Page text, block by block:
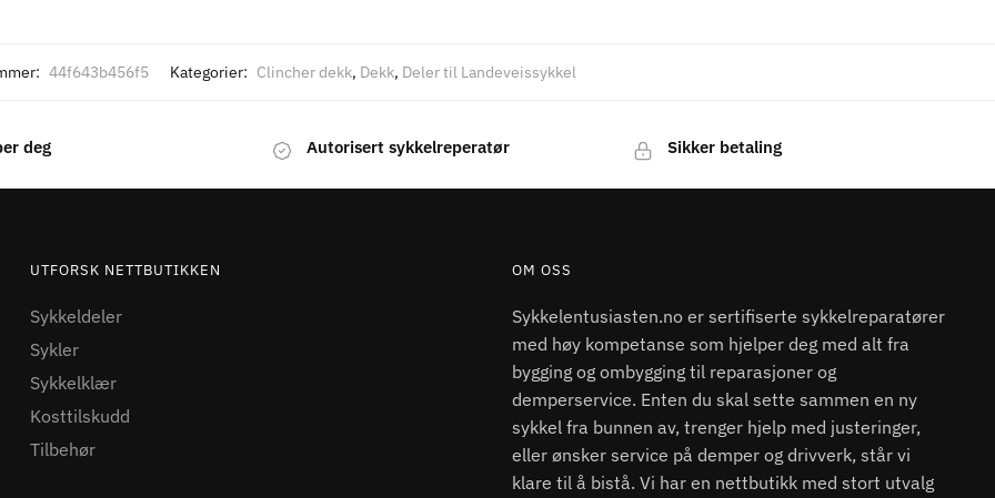
44f643b456f5 Kategorier: Clincher dekk, Dekk, Deler til Landeveissykkel
deg Autorisert sykkelreperatør Sikker betaling
UTFORSK NETTBUTIKKEN
Sykkeldeler
Sykler
Sykkelklær
Kosttilskudd
Tilbehør
OM OSS
Sykkelentusiasten.no er sertifiserte sykkelreparatører
med høy kompetanse som hjelper deg med alt fra
bygging og ombygging til reparasjoner og
demperservice. Enten du skal sette sammen en ny
sykkel fra bunnen av, trenger hjelp med justeringer,
eller ønsker service på demper og drivverk, står vi
klare til å bistå. Vi har en nettbutikk med stort utvalg